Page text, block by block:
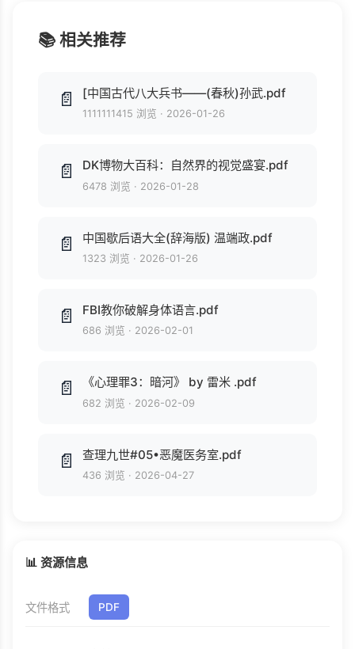
📚 相关推荐
📄 [中国古代八大兵书——(春秋)孙武.pdf
1111111415 浏览 · 2026-01-26
📄 DK博物大百科：自然界的视觉盛宴.pdf
6478 浏览 · 2026-01-28
📄 中国歇后语大全(辞海版) 温端政.pdf
1323 浏览 · 2026-01-26
📄 FBI教你破解身体语言.pdf
686 浏览 · 2026-02-01
📄 《心理罪3：暗河》 by 雷米 .pdf
682 浏览 · 2026-02-09
📄 查理九世#05•恶魔医务室.pdf
436 浏览 · 2026-04-27
📊 资源信息
文件格式 PDF